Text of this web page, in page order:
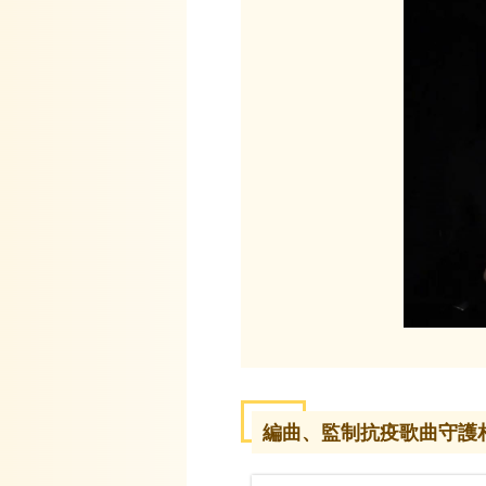
編曲、監制抗疫歌曲守護